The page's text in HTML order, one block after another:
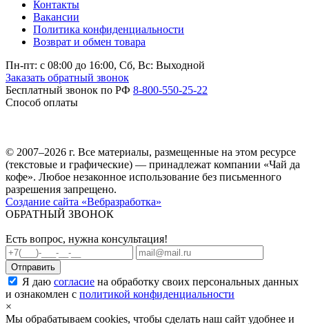
Контакты
Вакансии
Политика конфиденциальности
Возврат и обмен товара
Пн-пт: c 08:00 до 16:00, Сб, Вс: Выходной
Заказать обратный звонок
Бесплатный звонок по РФ 8-800-550-25-22
Способ оплаты
© 2007–2026 г. Все материалы, размещенные на этом ресурсе
(текстовые и графические) — принадлежат компании «Чай да
кофе». Любое незаконное использование без письменного
разрешения запрещено.
Создание сайта «Вебразработка»
ОБРАТНЫЙ ЗВОНОК
Есть вопрос, нужна консультация!
Я даю согласие на обработку своих персональных данных
и ознакомлен с политикой конфиденциальности
×
Мы обрабатываем cookies, чтобы сделать наш сайт удобнее и